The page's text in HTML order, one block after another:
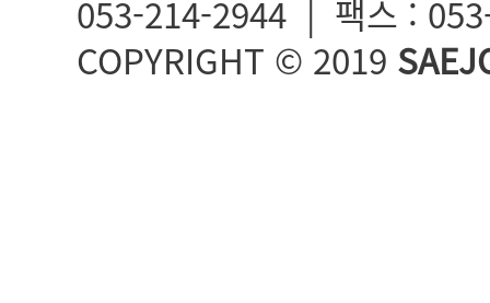
053-214-2944 | 팩스 :
COPYRIGHT © 2019